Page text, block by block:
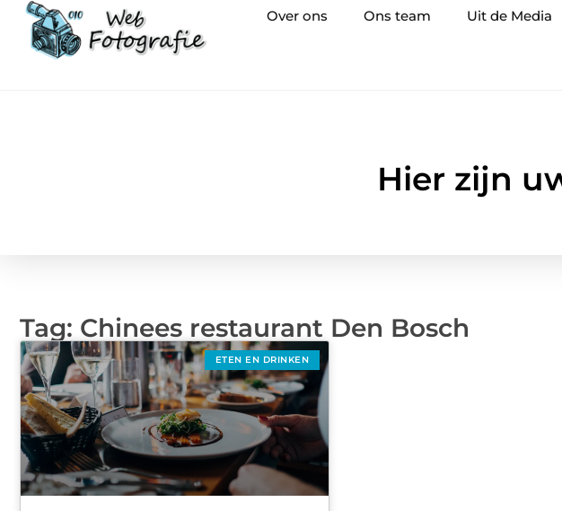
Over ons Ons team Uit de Media
Hier zijn
Tag: Chinees restaurant Den Bosch
ETEN EN DRINKEN